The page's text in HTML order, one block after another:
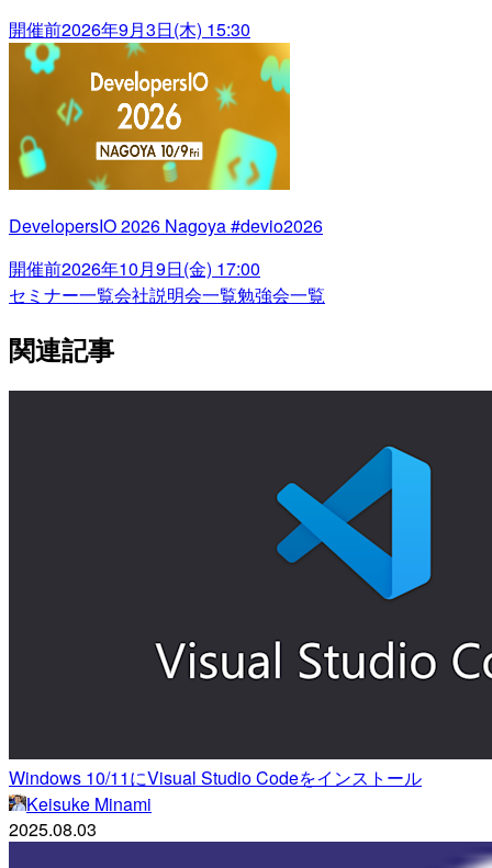
開催前2026年9月3日(木) 15:30
DevelopersIO 2026 Nagoya #devio2026
開催前2026年10月9日(金) 17:00
セミナー一覧会社説明会一覧勉強会一覧
関連記事
Windows 10/11にVisual Studio Codeをインストール
Keisuke Minami
2025.08.03